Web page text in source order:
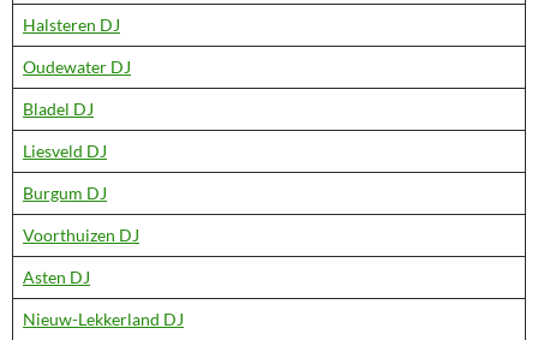
Halsteren DJ
Oudewater DJ
Bladel DJ
Liesveld DJ
Burgum DJ
Voorthuizen DJ
Asten DJ
Nieuw-Lekkerland DJ